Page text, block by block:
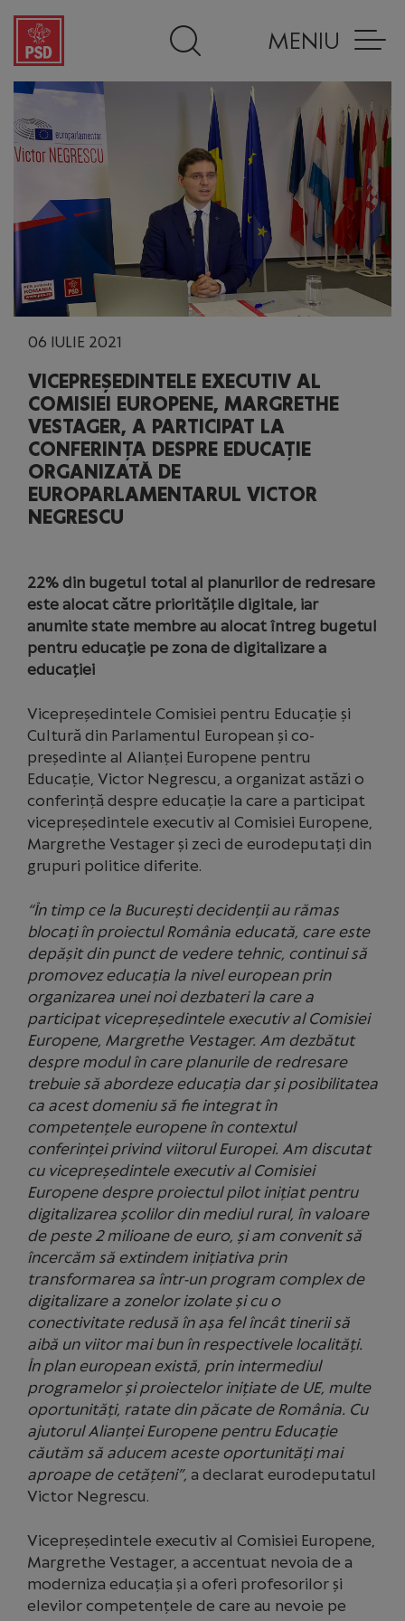
MENIU
06 IULIE 2021
VICEPREȘEDINTELE EXECUTIV AL
COMISIEI EUROPENE, MARGRETHE
VESTAGER, A PARTICIPAT LA
CONFERINȚA DESPRE EDUCAȚIE
ORGANIZATĂ DE
EUROPARLAMENTARUL VICTOR
NEGRESCU
22% din bugetul total al planurilor de redresare
este alocat către prioritățile digitale, iar
anumite state membre au alocat întreg bugetul
pentru educație pe zona de digitalizare a
educației
Vicepreședintele Comisiei pentru Educație și
Cultură din Parlamentul European și co-
președinte al Alianței Europene pentru
Educație, Victor Negrescu, a organizat astăzi o
conferință despre educație la care a participat
vicepreședintele executiv al Comisiei Europene,
Margrethe Vestager și zeci de eurodeputați din
grupuri politice diferite.
“În timp ce la București decidenții au rămas
blocați în proiectul România educată, care este
depășit din punct de vedere tehnic, continui să
promovez educația la nivel european prin
organizarea unei noi dezbateri la care a
participat vicepreședintele executiv al Comisiei
Europene, Margrethe Vestager. Am dezbătut
despre modul în care planurile de redresare
trebuie să abordeze educația dar și posibilitatea
ca acest domeniu să fie integrat în
competențele europene în contextul
conferinței privind viitorul Europei. Am discutat
cu vicepreședintele executiv al Comisiei
Europene despre proiectul pilot inițiat pentru
digitalizarea școlilor din mediul rural, în valoare
de peste 2 milioane de euro, și am convenit să
încercăm să extindem inițiativa prin
transformarea sa într-un program complex de
digitalizare a zonelor izolate și cu o
conectivitate redusă în așa fel încât tinerii să
aibă un viitor mai bun în respectivele localități.
În plan european există, prin intermediul
programelor și proiectelor inițiate de UE, multe
oportunități, ratate din păcate de România. Cu
ajutorul Alianței Europene pentru Educație
căutăm să aducem aceste oportunități mai
aproape de cetățeni”, a declarat eurodeputatul
Victor Negrescu.
Vicepreședintele executiv al Comisiei Europene,
Margrethe Vestager, a accentuat nevoia de a
moderniza educația și a oferi profesorilor și
elevilor competențele de care au nevoie pe